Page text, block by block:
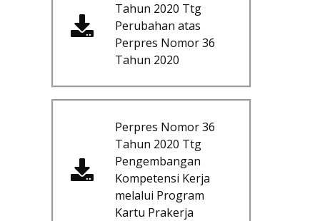
Tahun 2020 Ttg
Perubahan atas
Perpres Nomor 36
Tahun 2020
Perpres Nomor 36
Tahun 2020 Ttg
Pengembangan
Kompetensi Kerja
melalui Program
Kartu Prakerja